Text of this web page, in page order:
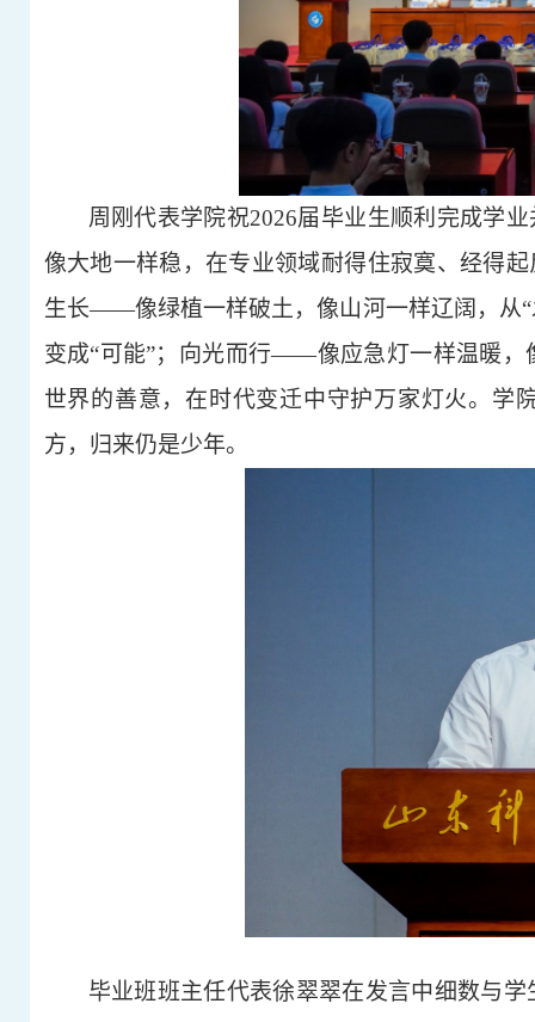
周刚代表学院祝2026届毕业生顺利完成学业
像大地一样稳 ，在专业领域耐得住寂寞、经得
生长——像绿植一样破土，像山河一样辽阔，从“
变成“可能”；向光而行——像应急灯一样温暖，
世界的善意，在时代变迁中守护万家灯火。学
方，归来仍是少年。
毕业班班主任代表徐翠翠在发言中细数与